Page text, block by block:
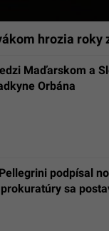
hrozia roky
Maďarskom a
Orbána
podpísal
sa